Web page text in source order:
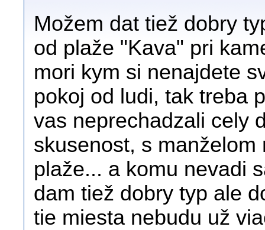
Možem dat tiež dobry
od plaže "Kava" pri
mori kym si nenajdete
pokoj od ludi, tak treba
vas neprechadzali cely
skusenost, s
plaže... a komu nevadi
dam tiež dobry typ ale
tie miesta nebudu už